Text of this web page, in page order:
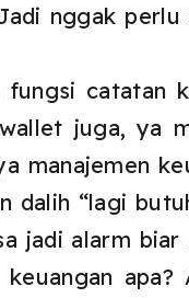
nggak
catatan
juga, ya
dalih “lagi
jadi alarm biar
apa?